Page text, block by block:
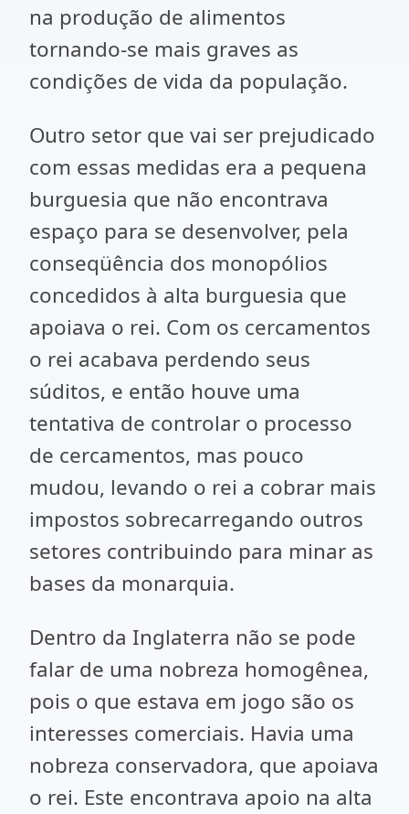
na produção de alimentos
tornando-se mais graves as
condições de vida da população.
Outro setor que vai ser prejudicado
com essas medidas era a pequena
burguesia que não encontrava
espaço para se desenvolver, pela
conseqüência dos monopólios
concedidos à alta burguesia que
apoiava o rei. Com os cercamentos
o rei acabava perdendo seus
súditos, e então houve uma
tentativa de controlar o processo
de cercamentos, mas pouco
mudou, levando o rei a cobrar mais
impostos sobrecarregando outros
setores contribuindo para minar as
bases da monarquia.
Dentro da Inglaterra não se pode
falar de uma nobreza homogênea,
pois o que estava em jogo são os
interesses comerciais. Havia uma
nobreza conservadora, que apoiava
o rei. Este encontrava apoio na alta